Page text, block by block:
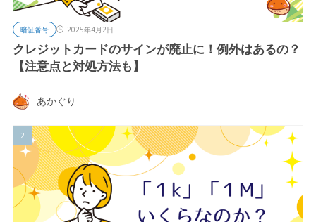
暗証番号 2025年4月2日
クレジットカードのサインが廃止に！例外はあるの？
【注意点と対処方法も】
あかぐり